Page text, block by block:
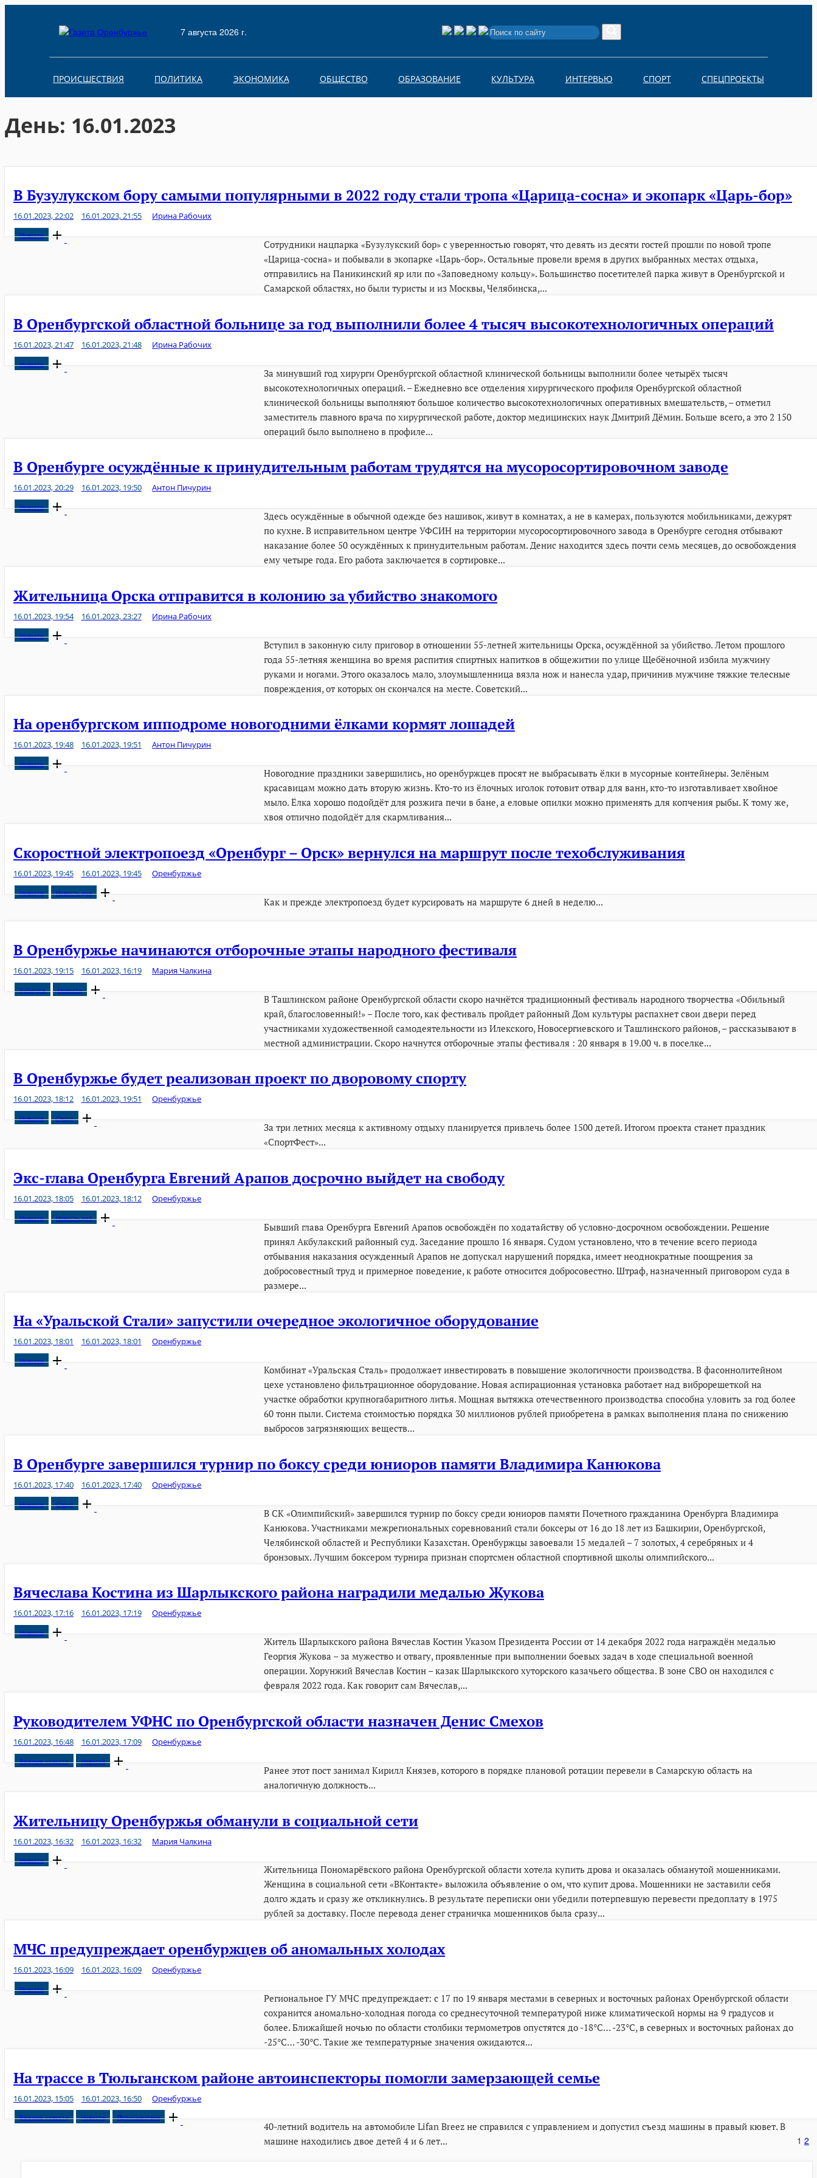
7 августа 2026 г.
Search
for:
ПРОИСШЕСТВИЯ ПОЛИТИКА ЭКОНОМИКА ОБЩЕСТВО ОБРАЗОВАНИЕ КУЛЬТУРА ИНТЕРВЬЮ СПОРТ СПЕЦПРОЕКТЫ
День: 16.01.2023
В Бузулукском бору самыми популярными в 2022 году стали тропа «Царица-сосна» и экопарк «Царь-бор»
16.01.2023, 22:02 16.01.2023, 21:55 Ирина Рабочих
Новости
Open
post
Сотрудники нацпарка «Бузулукский бор» с уверенностью говорят, что девять из десяти гостей прошли по новой тропе
«Царица-сосна» и побывали в экопарке «Царь-бор». Остальные провели время в других выбранных местах отдыха,
отправились на Паникинский яр или по «Заповедному кольцу». Большинство посетителей парка живут в Оренбургской и
Самарской областях, но были туристы и из Москвы, Челябинска,...
В Оренбургской областной больнице за год выполнили более 4 тысяч высокотехнологичных операций
16.01.2023, 21:47 16.01.2023, 21:48 Ирина Рабочих
Новости
Open
post
За минувший год хирурги Оренбургской областной клинической больницы выполнили более четырёх тысяч
высокотехнологичных операций. – Ежедневно все отделения хирургического профиля Оренбургской областной
клинической больницы выполняют большое количество высокотехнологичных оперативных вмешательств, – отметил
заместитель главного врача по хирургической работе, доктор медицинских наук Дмитрий Дёмин. Больше всего, а это 2 150
операций было выполнено в профиле...
В Оренбурге осуждённые к принудительным работам трудятся на мусоросортировочном заводе
16.01.2023, 20:29 16.01.2023, 19:50 Антон Пичурин
Новости
Open
post
Здесь осуждённые в обычной одежде без нашивок, живут в комнатах, а не в камерах, пользуются мобильниками, дежурят
по кухне. В исправительном центре УФСИН на территории мусоросортировочного завода в Оренбурге сегодня отбывают
наказание более 50 осуждённых к принудительным работам. Денис находится здесь почти семь месяцев, до освобождения
ему четыре года. Его работа заключается в сортировке...
Жительница Орска отправится в колонию за убийство знакомого
16.01.2023, 19:54 16.01.2023, 23:27 Ирина Рабочих
Новости
Open
post
Вступил в законную силу приговор в отношении 55-летней жительницы Орска, осуждённой за убийство. Летом прошлого
года 55-летняя женщина во время распития спиртных напитков в общежитии по улице Щебёночной избила мужчину
руками и ногами. Этого оказалось мало, злоумышленница вязла нож и нанесла удар, причинив мужчине тяжкие телесные
повреждения, от которых он скончался на месте. Советский...
На оренбургском ипподроме новогодними ёлками кормят лошадей
16.01.2023, 19:48 16.01.2023, 19:51 Антон Пичурин
Новости
Open
post
Новогодние праздники завершились, но оренбуржцев просят не выбрасывать ёлки в мусорные контейнеры. Зелёным
красавицам можно дать вторую жизнь. Кто-то из ёлочных иголок готовит отвар для ванн, кто-то изготавливает хвойное
мыло. Ёлка хорошо подойдёт для розжига печи в бане, а еловые опилки можно применять для копчения рыбы. К тому же,
хвоя отлично подойдёт для скармливания...
Скоростной электропоезд «Оренбург – Орск» вернулся на маршрут после техобслуживания
16.01.2023, 19:45 16.01.2023, 19:45 Оренбуржье
Новости Новость дня
Open
post
Как и прежде электропоезд будет курсировать на маршруте 6 дней в неделю...
В Оренбуржье начинаются отборочные этапы народного фестиваля
16.01.2023, 19:15 16.01.2023, 16:19 Мария Чалкина
Культура Новости
Open
post
В Ташлинском районе Оренбургской области скоро начнётся традиционный фестиваль народного творчества «Обильный
край, благословенный!» – После того, как фестиваль пройдет районный Дом культуры распахнет свои двери перед
участниками художественной самодеятельности из Илекского, Новосергиевского и Ташлинского районов, – рассказывают в
местной администрации. Скоро начнутся отборочные этапы фестиваля : 20 января в 19.00 ч. в поселке...
В Оренбуржье будет реализован проект по дворовому спорту
16.01.2023, 18:12 16.01.2023, 19:51 Оренбуржье
Новости Спорт
Open
post
За три летних месяца к активному отдыху планируется привлечь более 1500 детей. Итогом проекта станет праздник
«СпортФест»...
Экс-глава Оренбурга Евгений Арапов досрочно выйдет на свободу
16.01.2023, 18:05 16.01.2023, 18:12 Оренбуржье
Новости Новость дня
Open
post
Бывший глава Оренбурга Евгений Арапов освобождён по ходатайству об условно-досрочном освобождении. Решение
принял Акбулакский районный суд. Заседание прошло 16 января. Судом установлено, что в течение всего периода
отбывания наказания осужденный Арапов не допускал нарушений порядка, имеет неоднократные поощрения за
добросовестный труд и примерное поведение, к работе относится добросовестно. Штраф, назначенный приговором суда в
размере...
На «Уральской Стали» запустили очередное экологичное оборудование
16.01.2023, 18:01 16.01.2023, 18:01 Оренбуржье
Новости
Open
post
Комбинат «Уральская Сталь» продолжает инвестировать в повышение экологичности производства. В фасоннолитейном
цехе установлено фильтрационное оборудование. Новая аспирационная установка работает над виброрешеткой на
участке обработки крупногабаритного литья. Мощная вытяжка отечественного производства способна уловить за год более
60 тонн пыли. Система стоимостью порядка 30 миллионов рублей приобретена в рамках выполнения плана по снижению
выбросов загрязняющих веществ...
В Оренбурге завершился турнир по боксу среди юниоров памяти Владимира Канюкова
16.01.2023, 17:40 16.01.2023, 17:40 Оренбуржье
Новости Спорт
Open
post
В СК «Олимпийский» завершился турнир по боксу среди юниоров памяти Почетного гражданина Оренбурга Владимира
Канюкова. Участниками межрегиональных соревнований стали боксеры от 16 до 18 лет из Башкирии, Оренбургской,
Челябинской областей и Республики Казахстан. Оренбуржцы завоевали 15 медалей – 7 золотых, 4 серебряных и 4
бронзовых. Лучшим боксером турнира признан спортсмен областной спортивной школы олимпийского...
Вячеслава Костина из Шарлыкского района наградили медалью Жукова
16.01.2023, 17:16 16.01.2023, 17:19 Оренбуржье
Новости
Open
post
Житель Шарлыкского района Вячеслав Костин Указом Президента России от 14 декабря 2022 года награждён медалью
Георгия Жукова – за мужество и отвагу, проявленные при выполнении боевых задач в ходе специальной военной
операции. Хорунжий Вячеслав Костин – казак Шарлыкского хуторского казачьего общества. В зоне СВО он находился с
февраля 2022 года. Как говорит сам Вячеслав,...
Руководителем УФНС по Оренбургской области назначен Денис Смехов
16.01.2023, 16:48 16.01.2023, 17:09 Оренбуржье
Важные новости Новости
Open
post
Ранее этот пост занимал Кирилл Князев, которого в порядке плановой ротации перевели в Самарскую область на
аналогичную должность...
Жительницу Оренбуржья обманули в социальной сети
16.01.2023, 16:32 16.01.2023, 16:32 Мария Чалкина
Новости
Open
post
Жительница Пономарёвского района Оренбургской области хотела купить дрова и оказалась обманутой мошенниками.
Женщина в социальной сети «ВКонтакте» выложила объявление о ом, что купит дрова. Мошенники не заставили себя
долго ждать и сразу же откликнулись. В результате переписки они убедили потерпевшую перевести предоплату в 1975
рублей за доставку. После перевода денег страничка мошенников была сразу...
МЧС предупреждает оренбуржцев об аномальных холодах
16.01.2023, 16:09 16.01.2023, 16:09 Оренбуржье
Новости
Open
post
Региональное ГУ МЧС предупреждает: с 17 по 19 января местами в северных и восточных районах Оренбургской области
сохранится аномально-холодная погода со среднесуточной температурой ниже климатической нормы на 9 градусов и
более. Ближайшей ночью по области столбики термометров опустятся до -18°C… -23°C, в северных и восточных районах до
-25°C… -30°C. Такие же температурные значения ожидаются...
На трассе в Тюльганском районе автоинспекторы помогли замерзающей семье
16.01.2023, 15:05 16.01.2023, 16:50 Оренбуржье
Важные новости Новости Происшествия
Open
post
40-летний водитель на автомобиле Lifan Breez не справился с управлением и допустил съезд машины в правый кювет. В
машине находились двое детей 4 и 6 лет...
1 2